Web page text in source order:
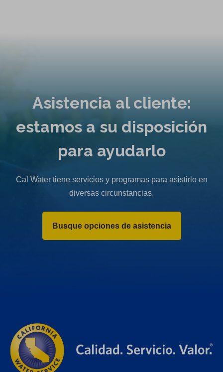
Asistencia al cliente:
estamos a su disposición
para ayudarlo
Cal Water tiene servicios y programas para asistirlo en
diversas circunstancias.
Busque opciones de asistencia